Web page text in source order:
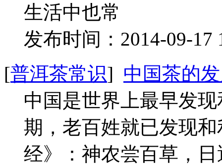
生活中也常
发布时间：2014-09-
[普洱茶常识] 中国茶的
中国是世界上最早发
期，老百姓就已发现
经》：神农尝百草，